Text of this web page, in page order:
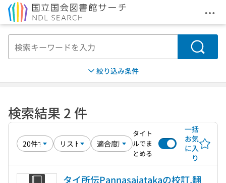
メ
検索
絞り込み条件
検索結果 2 件
タイト
ルでま
とめる
一括
お気
に入
り
タイ所伝Pannasajatakaの校訂,翻